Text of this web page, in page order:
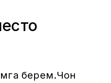
берем.Чон